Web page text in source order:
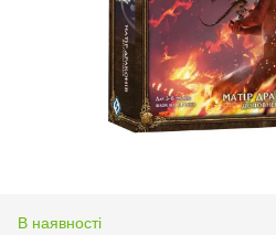
В наявності